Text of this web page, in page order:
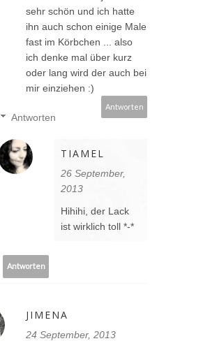
sehr schön und ich hatte
ihn auch schon einige Male
fast im Körbchen ... also
ich denke mal über kurz
oder lang wird der auch bei
mir einziehen :)
Antworten
Antworten
TIAMEL
26 September,
2013
Hihihi, der Lack
ist wirklich toll *-*
Antworten
JIMENA
24 September, 2013